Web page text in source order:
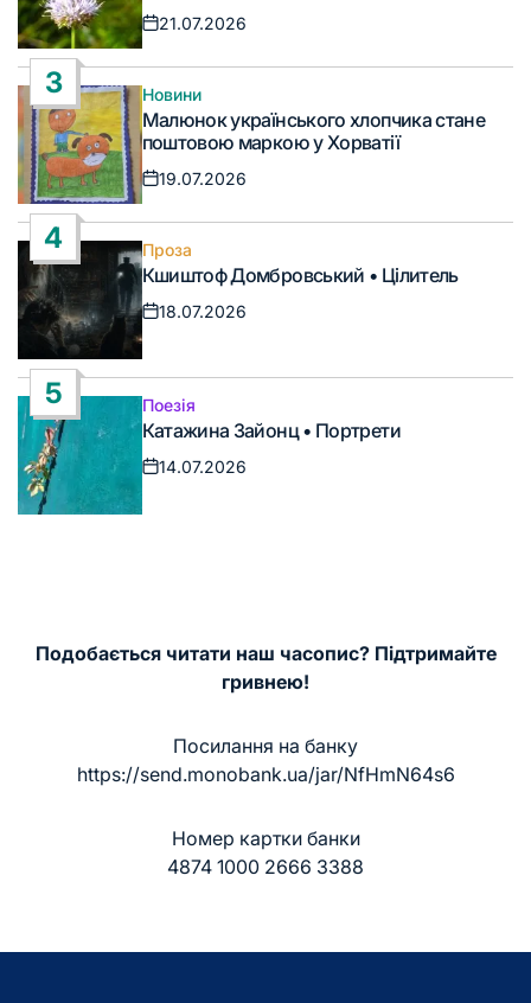
Дата
21.07.2026
3
Опублікувати
у
Новини
Малюнок українського хлопчика стане
поштовою маркою у Хорватії
Дата
19.07.2026
4
Опублікувати
у
Проза
Кшиштоф Домбровський • Цілитель
Дата
запису
18.07.2026
5
Опублікувати
у
Поезія
Катажина Зайонц • Портрети
Дата
14.07.2026
Подобається читати наш часопис? Підтримайте
гривнею!
Посилання на банку
https://send.monobank.ua/jar/NfHmN64s6
Номер картки банки
4874 1000 2666 3388